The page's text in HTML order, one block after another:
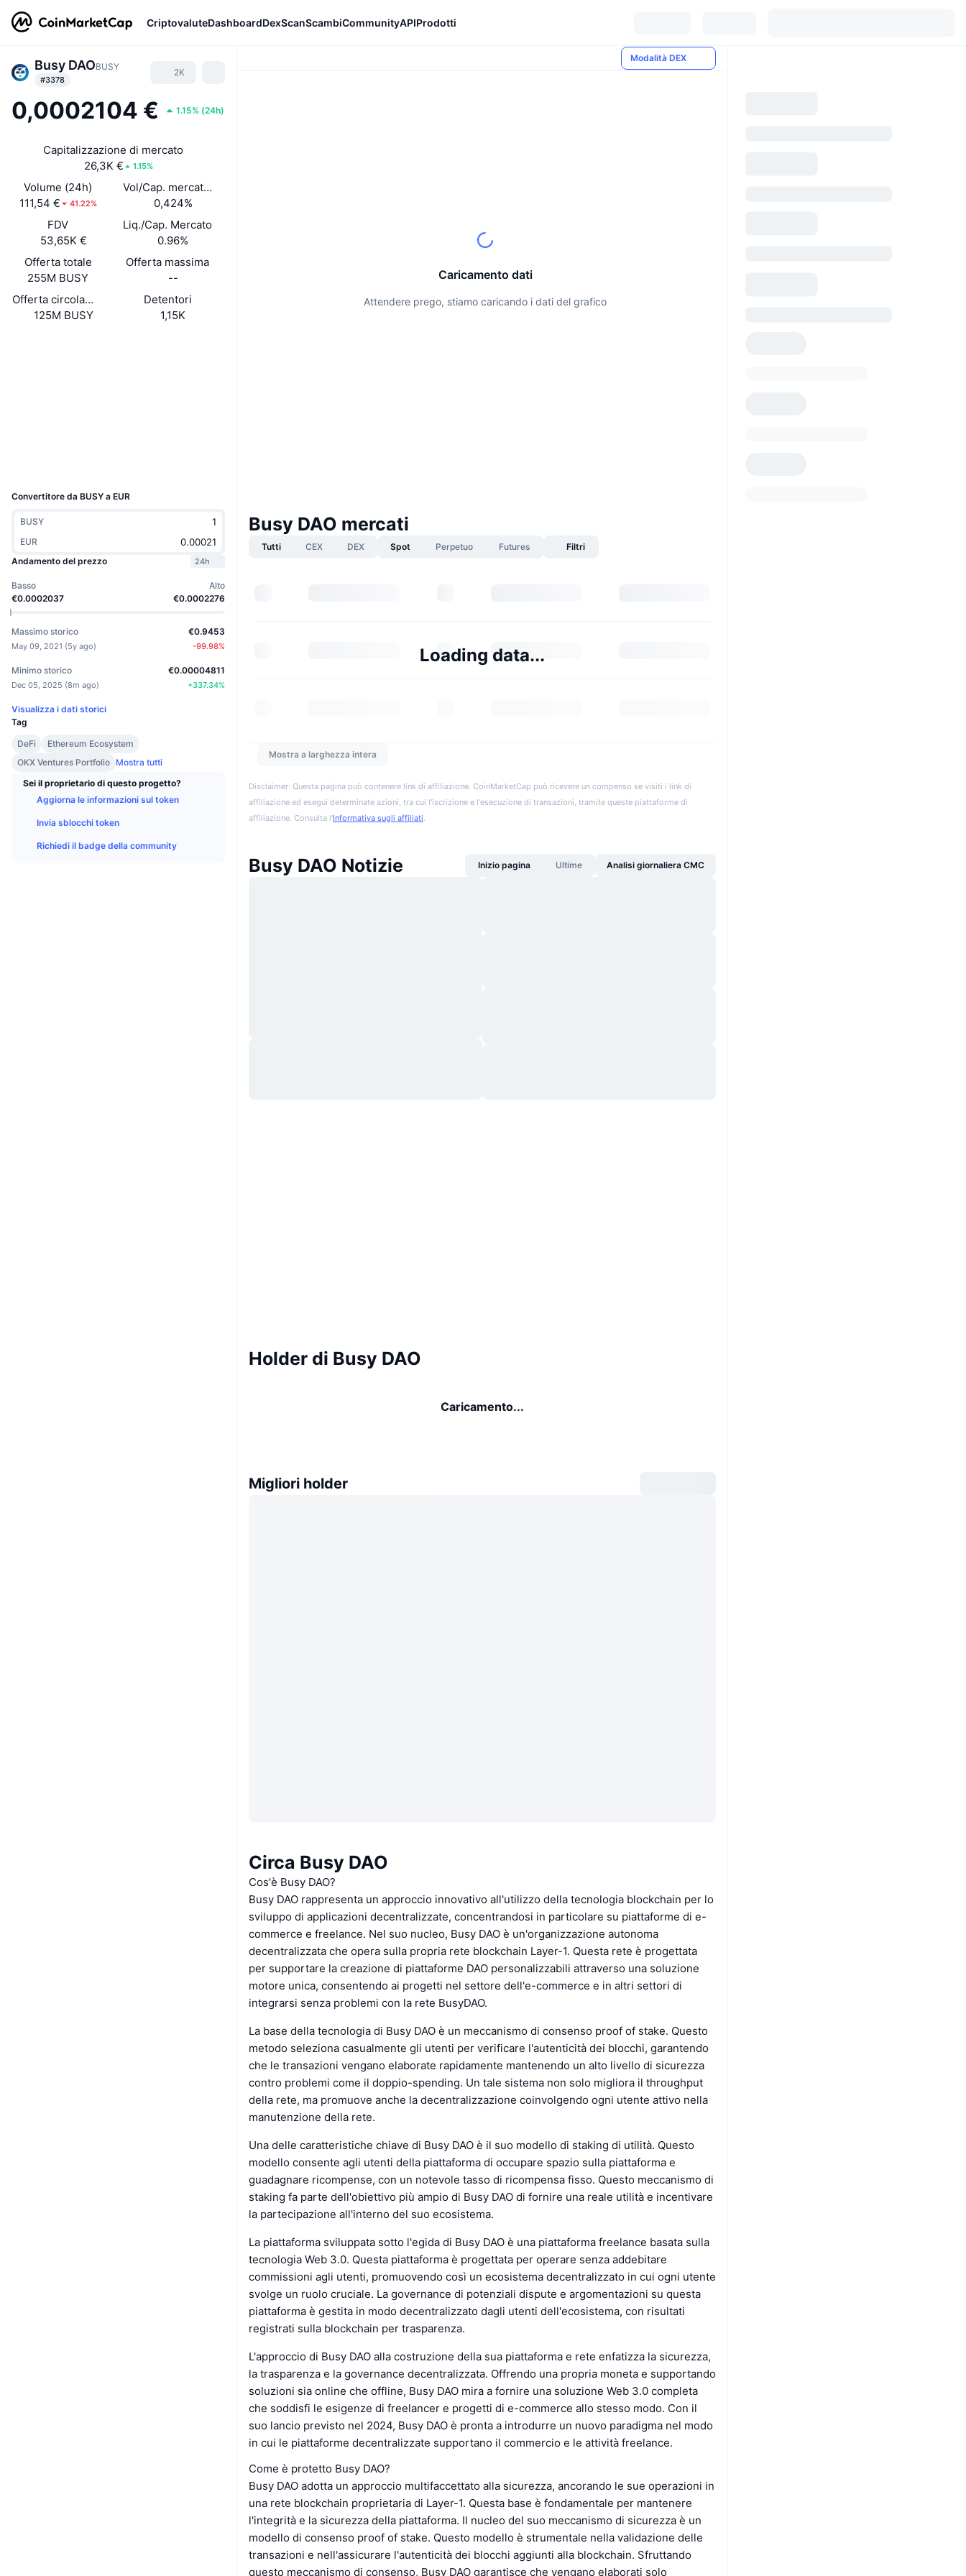
CriptovaluteDashboardDexScanScambiCommunityAPIProdotti
Busy DAOBUSY
#3378
2K
0,0002104 € 1.15% (24h)
Capitalizzazione di mercato
26,3K €
1.15%
Volume (24h)
111,54 €
41.22%
Vol/Cap. mercato (24h)
0,424%
FDV
53,65K €
Liq./Cap. Mercato
0.96%
Offerta totale
255M BUSY
Offerta massima
--
Offerta circolante
125M BUSY
Detentori
1,15K
Convertitore da BUSY a EUR
BUSY
EUR
Andamento del prezzo
24h
Basso
€0.0002037
Alto
€0.0002276
Massimo storico
May 09, 2021 (5y ago)
€0.9453
-99.98%
Minimo storico
Dec 05, 2025 (8m ago)
€0.00004811
+337.34%
Visualizza i dati storici
Tag
DeFi
Ethereum Ecosystem
OKX Ventures Portfolio Mostra tutti
Sei il proprietario di questo progetto?
Aggiorna le informazioni sul token
Invia sblocchi token
Richiedi il badge della community
Modalità DEX
Caricamento dati
Attendere prego, stiamo caricando i dati del grafico
Busy DAO mercati
Tutti CEX DEX Spot Perpetuo Futures Filtri
Loading data...
Mostra a larghezza intera
Disclaimer: Questa pagina può contenere link di affiliazione. CoinMarketCap può ricevere un compenso se visiti i link di
affiliazione ed esegui determinate azioni, tra cui l'iscrizione e l'esecuzione di transazioni, tramite queste piattaforme di
affiliazione. Consulta l'Informativa sugli affiliati.
Busy DAO Notizie Inizio pagina Ultime Analisi giornaliera CMC
Holder di Busy DAO
Caricamento...
Migliori holder
Circa Busy DAO
Cos'è Busy DAO?
Busy DAO rappresenta un approccio innovativo all'utilizzo della tecnologia blockchain per lo
sviluppo di applicazioni decentralizzate, concentrandosi in particolare su piattaforme di e-
commerce e freelance. Nel suo nucleo, Busy DAO è un'organizzazione autonoma
decentralizzata che opera sulla propria rete blockchain Layer-1. Questa rete è progettata
per supportare la creazione di piattaforme DAO personalizzabili attraverso una soluzione
motore unica, consentendo ai progetti nel settore dell'e-commerce e in altri settori di
integrarsi senza problemi con la rete BusyDAO.
La base della tecnologia di Busy DAO è un meccanismo di consenso proof of stake. Questo
metodo seleziona casualmente gli utenti per verificare l'autenticità dei blocchi, garantendo
che le transazioni vengano elaborate rapidamente mantenendo un alto livello di sicurezza
contro problemi come il doppio-spending. Un tale sistema non solo migliora il throughput
della rete, ma promuove anche la decentralizzazione coinvolgendo ogni utente attivo nella
manutenzione della rete.
Una delle caratteristiche chiave di Busy DAO è il suo modello di staking di utilità. Questo
modello consente agli utenti della piattaforma di occupare spazio sulla piattaforma e
guadagnare ricompense, con un notevole tasso di ricompensa fisso. Questo meccanismo di
staking fa parte dell'obiettivo più ampio di Busy DAO di fornire una reale utilità e incentivare
la partecipazione all'interno del suo ecosistema.
La piattaforma sviluppata sotto l'egida di Busy DAO è una piattaforma freelance basata sulla
tecnologia Web 3.0. Questa piattaforma è progettata per operare senza addebitare
commissioni agli utenti, promuovendo così un ecosistema decentralizzato in cui ogni utente
svolge un ruolo cruciale. La governance di potenziali dispute e argomentazioni su questa
piattaforma è gestita in modo decentralizzato dagli utenti dell'ecosistema, con risultati
registrati sulla blockchain per trasparenza.
L'approccio di Busy DAO alla costruzione della sua piattaforma e rete enfatizza la sicurezza,
la trasparenza e la governance decentralizzata. Offrendo una propria moneta e supportando
soluzioni sia online che offline, Busy DAO mira a fornire una soluzione Web 3.0 completa
che soddisfi le esigenze di freelancer e progetti di e-commerce allo stesso modo. Con il
suo lancio previsto nel 2024, Busy DAO è pronta a introdurre un nuovo paradigma nel modo
in cui le piattaforme decentralizzate supportano il commercio e le attività freelance.
Come è protetto Busy DAO?
Busy DAO adotta un approccio multifaccettato alla sicurezza, ancorando le sue operazioni in
una rete blockchain proprietaria di Layer-1. Questa base è fondamentale per mantenere
l'integrità e la sicurezza della piattaforma. Il nucleo del suo meccanismo di sicurezza è un
modello di consenso proof of stake. Questo modello è strumentale nella validazione delle
transazioni e nell'assicurare l'autenticità dei blocchi aggiunti alla blockchain. Sfruttando
questo meccanismo di consenso, Busy DAO garantisce che vengano elaborati solo